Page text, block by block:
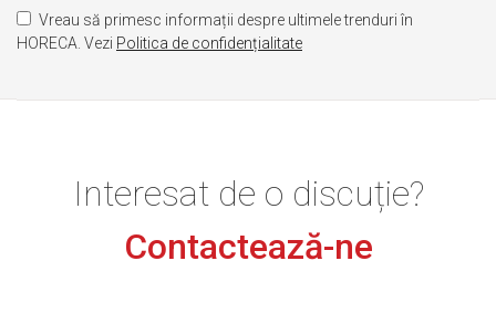
Vreau să primesc informații despre ultimele trenduri în
HORECA. Vezi Politica de confidențialitate
Interesat de o discuție?
Contactează-ne